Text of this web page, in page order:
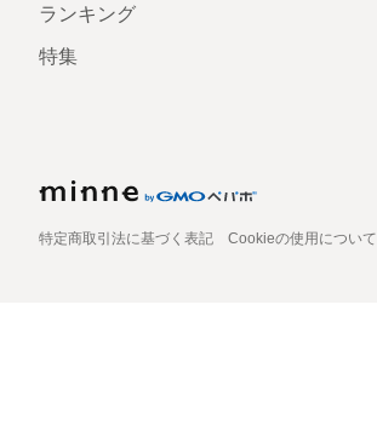
ランキング
特集
特定商取引法に基づく表記 Cookieの使用について